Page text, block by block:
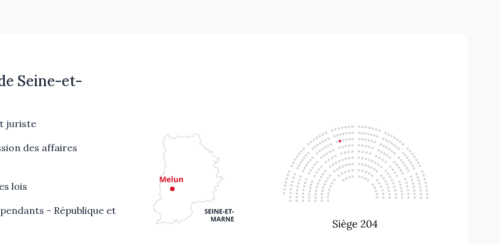
Seine-et-
juriste
des affaires
lois
- République et